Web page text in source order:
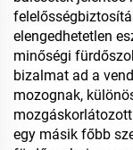
elengedhetetlen
minőségi
bizalmat ad a
mozognak,
egy másik főbb